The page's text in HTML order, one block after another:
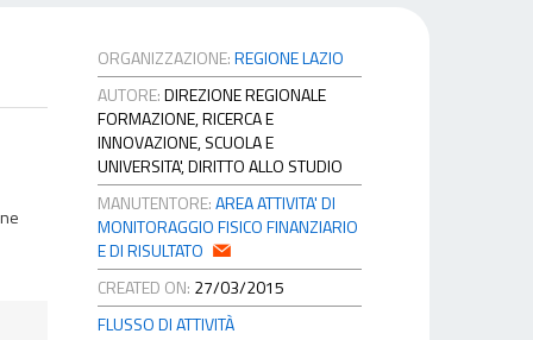
ORGANIZZAZIONE:REGIONE LAZIO
AUTORE:DIREZIONE REGIONALE
FORMAZIONE, RICERCA E
INNOVAZIONE, SCUOLA E
UNIVERSITA', DIRITTO ALLO STUDIO
MANUTENTORE:AREA ATTIVITA' DI
MONITORAGGIO FISICO FINANZIARIO
E DI RISULTATO
CREATED ON: 27/03/2015
FLUSSO DI ATTIVITÀ